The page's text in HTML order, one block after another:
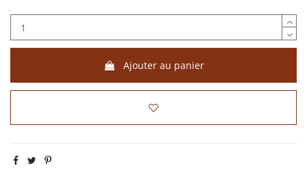
Ajouter au panier